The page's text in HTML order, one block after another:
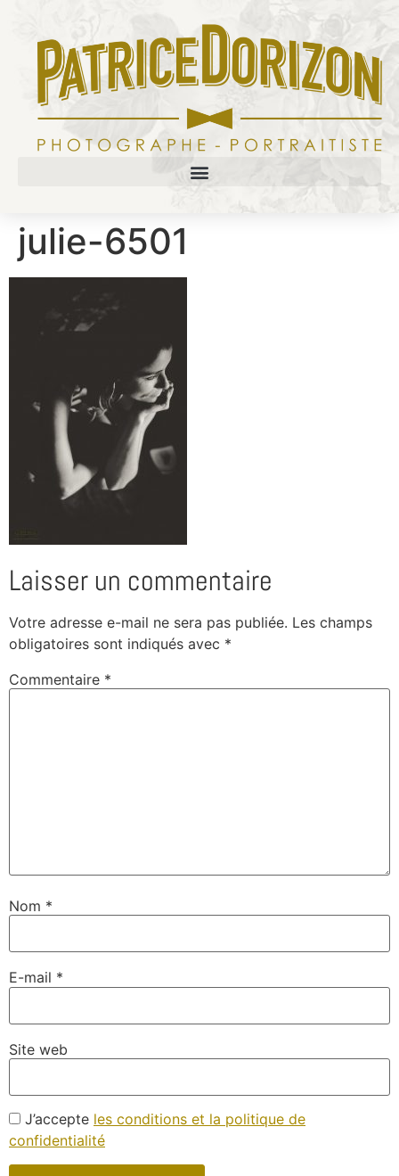
julie-6501
Laisser un commentaire
Votre adresse e-mail ne sera pas publiée. Les champs
obligatoires sont indiqués avec *
Commentaire *
Nom *
E-mail *
Site web
J’accepte les conditions et la politique de
confidentialité